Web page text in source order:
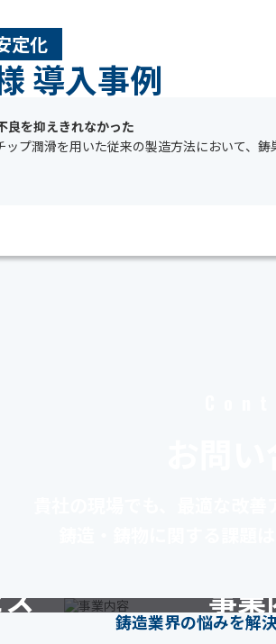
定化
導入事例
良を抑えきれなかった
ップ潤滑を用いた従来の製造方法において、
事業
鋳造業界の悩みを解